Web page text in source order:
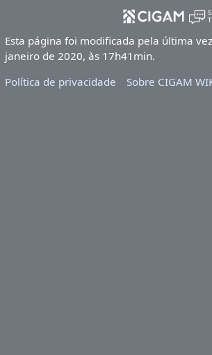
Esta página foi modificada pela última
janeiro de 2020, às 17h41min.
Política de privacidade
Sobre CIGAM